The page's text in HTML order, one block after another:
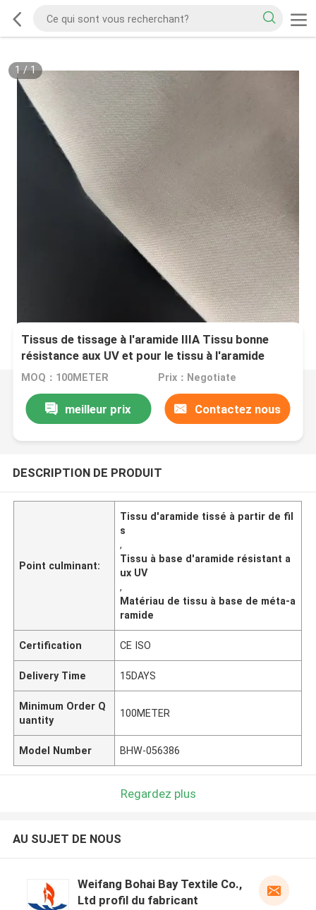
1/1
Tissus de tissage à l'aramide IIIA Tissu bonne
résistance aux UV et pour le tissu à l'aramide
MOQ：100METER Prix：Negotiate
meilleur prix Contactez nous
DESCRIPTION DE PRODUIT
Point culminant:
Tissu d'aramide tissé à partir de fil
s
,
Tissu à base d'aramide résistant a
ux UV
,
Matériau de tissu à base de méta-a
ramide
Certification CE ISO
Delivery Time 15DAYS
Minimum Order Q
uantity
100METER
Model Number BHW-056386
Regardez plus
AU SUJET DE NOUS
Weifang Bohai Bay Textile Co.,
Ltd profil du fabricant